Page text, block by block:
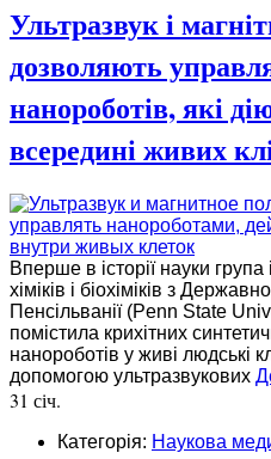
Ультразвук і
дозволяють
нанороботів, які
всередині живих
Вперше в історії науки група
хіміків і біохіміків з
Пенсільванії (Penn State
помістила крихітних
нанороботів у живі людські
допомогою ультразвукових
31 січ.
Категорія: Наукова